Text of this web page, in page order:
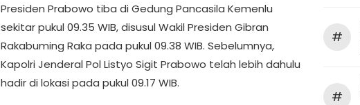
Presiden Prabowo tiba di Gedung Pancasila Kemenlu
sekitar pukul 09.35 WIB, disusul Wakil Presiden Gibran
Rakabuming Raka pada pukul 09.38 WIB. Sebelumnya,
Kapolri Jenderal Pol Listyo Sigit Prabowo telah lebih dahulu
hadir di lokasi pada pukul 09.17 WIB.
#
#